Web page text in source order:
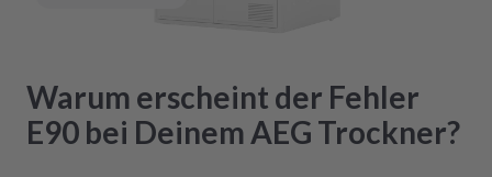
Warum erscheint der Fehler
E90 bei Deinem AEG Trockner?